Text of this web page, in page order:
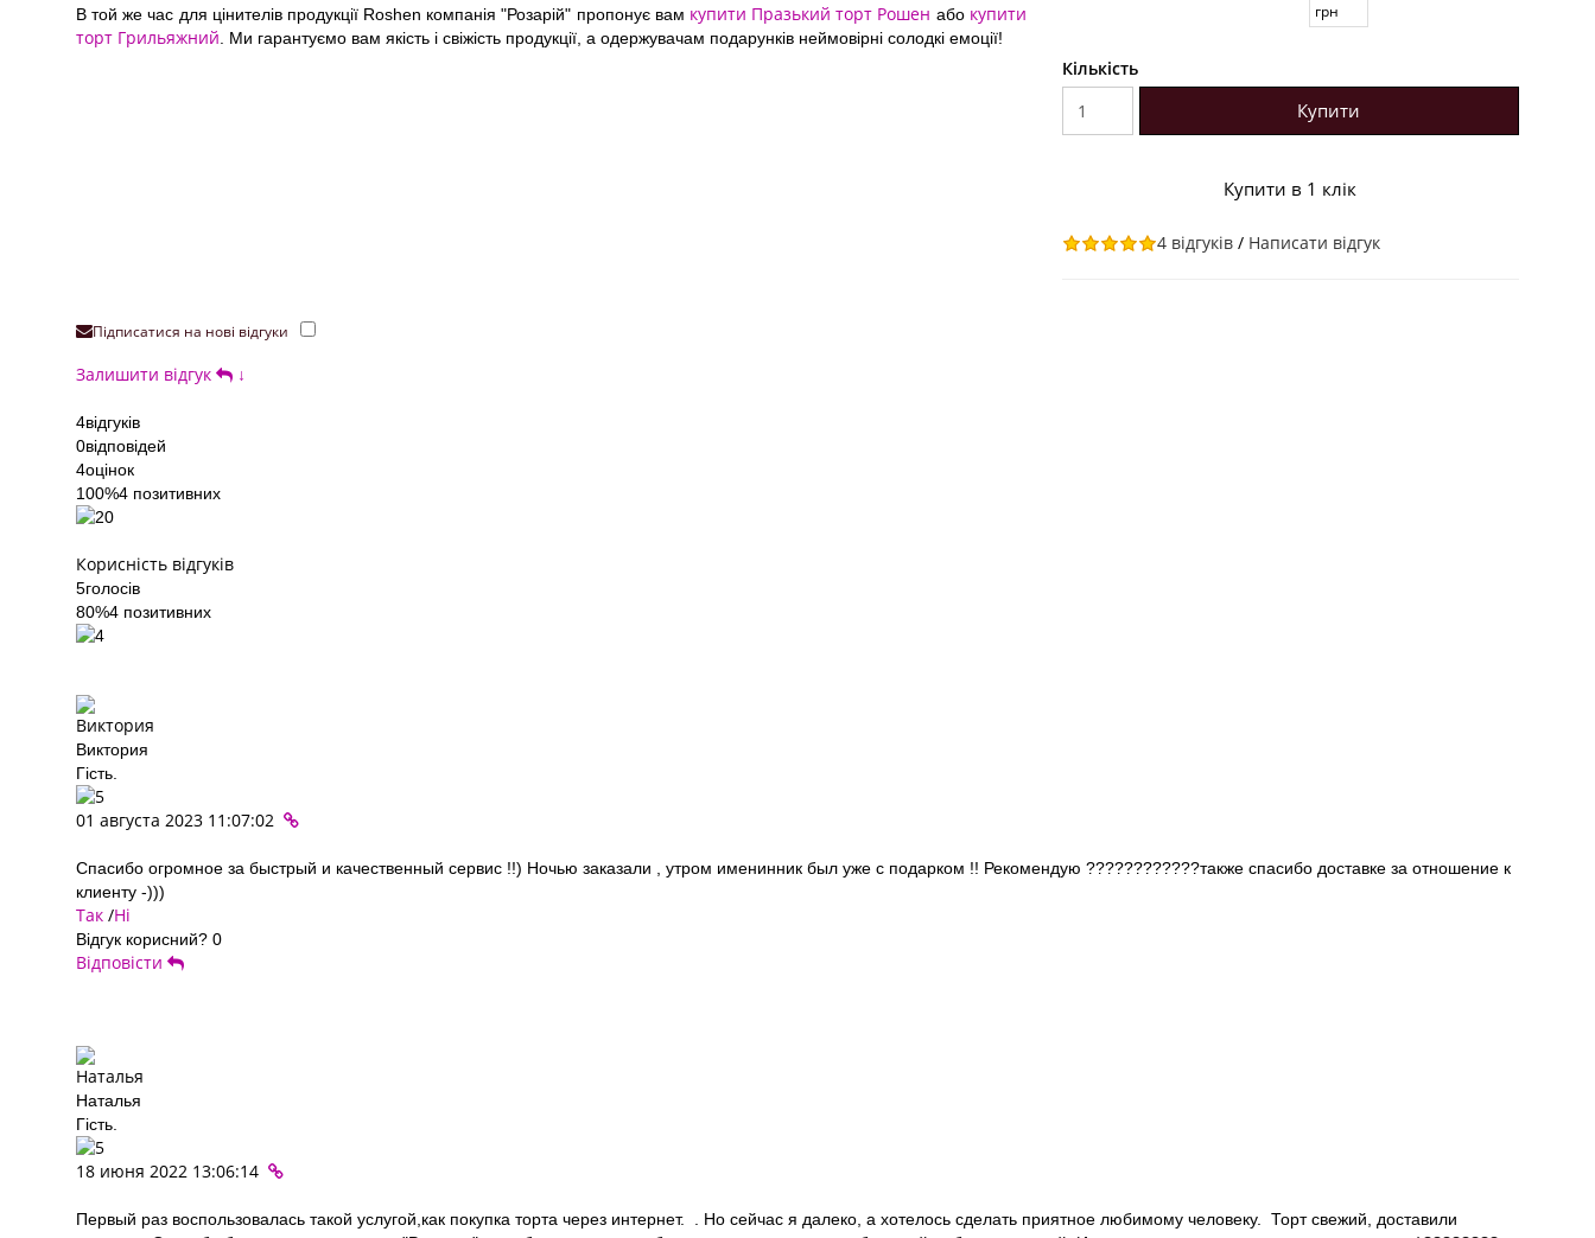
В той же час для цінителів продукції Roshen компанія "Розарій" пропонує вам купити Празький торт Рошен або купити
торт Грильяжний . Ми гарантуємо вам якість і свіжість продукції, а одержувачам подарунків неймовірні солодкі емоції!
Кількість
Купити
Купити в 1 клік
4 відгуків/ Написати відгук
Підписатися на нові відгуки
Залишити відгук ↓
4відгуків
0відповідей
4оцінок
100%4 позитивних
Корисність відгуків
5голосів
80%4 позитивних
Виктория
Гість.
01 августа 2023 11:07:02
Спасибо огромное за быстрый и качественный сервис !!) Ночью заказали , утром именинник был уже с подарком !! Рекомендую ????????????также спасибо доставке за отношение к
клиенту -)))
Так /Ні
Відгук корисний? 0
Відповісти
Наталья
Гість.
18 июня 2022 13:06:14
Первый раз воспользовалась такой услугой,как покупка торта через интернет. . Но сейчас я далеко, а хотелось сделать приятное любимому человеку. Торт свежий, доставили